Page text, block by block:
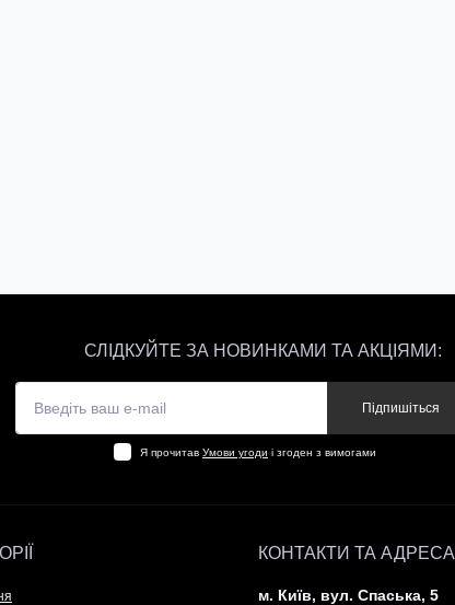
СЛІДКУЙТЕ ЗА НОВИНКАМИ ТА АКЦІЯМИ:
Підпишіться
Я прочитав Умови угоди і згоден з вимогами
КОНТАКТИ ТА АДРЕСА
м. Київ, вул. Спаська, 5